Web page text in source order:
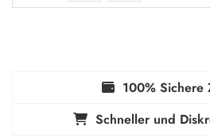
100% Sichere
Schneller und